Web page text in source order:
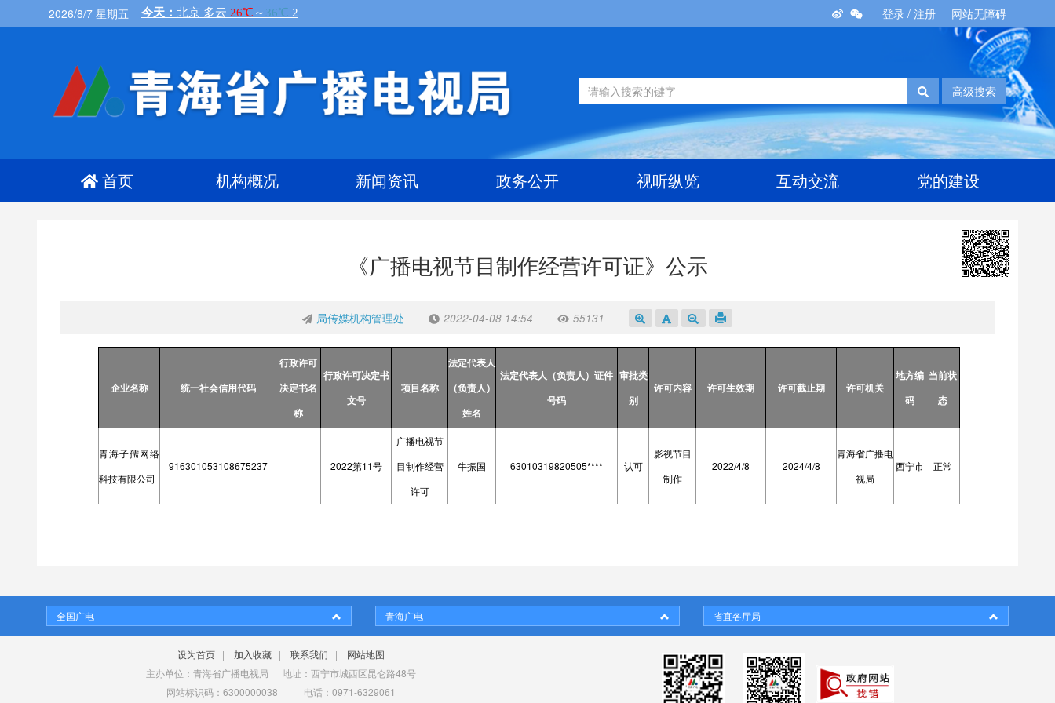
2026/8/7 星期五 登录 / 注册 网站无障碍
高级搜索
首页 机构概况 新闻资讯 政务公开 视听纵览 互动交流 党的建设
《广播电视节目制作经营许可证》公示
局传媒机构管理处 2022-04-08 14:54 55131
企业名称 统一社会信用代码
行政许可
决定书名
称
行政许可决定书
文号
项目名称
法定代表人
（负责人）
姓名
法定代表人（负责人）证件
号码
审批类
别
许可内容 许可生效期 许可截止期 许可机关
地方编
码
当前状
态
青海子孺网络
科技有限公司
916301053108675237 2022第11号
广播电视节
目制作经营
许可
牛振国 63010319820505**** 认可
影视节目
制作
2022/4/8 2024/4/8
青海省广播电
视局
西宁市 正常
全国广电 青海广电 省直各厅局
设为首页 | 加入收藏 | 联系我们 | 网站地图
主办单位：青海省广播电视局 地址：西宁市城西区昆仑路48号
网站标识码：6300000038 电话：0971-6329061